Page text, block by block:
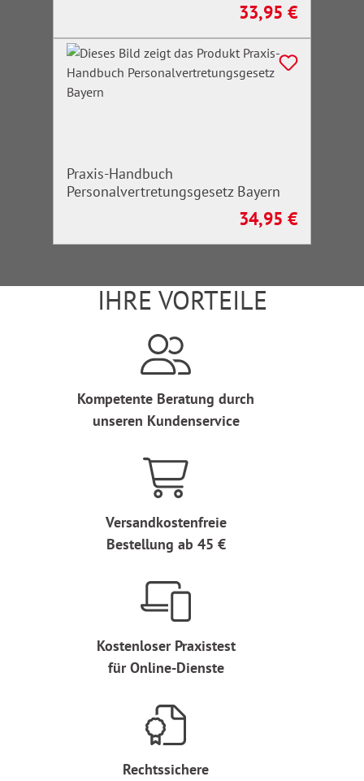
Regulärer Preis:
33,95 €
Praxis-Handbuch
Personalvertretungsgesetz Bayern
Regulärer Preis:
34,95 €
IHRE VORTEILE
Kompetente Beratung durch
unseren Kundenservice
Versandkostenfreie
Bestellung ab 45 €
Kostenloser Praxistest
für Online-Dienste
Rechtssichere